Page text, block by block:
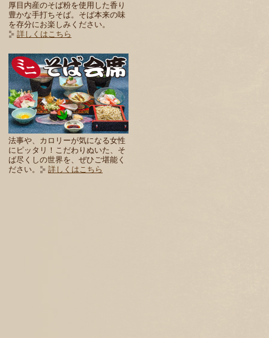
厚目内産のそば粉を使用した香り
豊かな手打ちそば。そば本来の味
を存分にお楽しみください。
詳しくはこちら
法事や、カロリーが気になる女性
にピッタリ！こだわりぬいた、そ
ば尽くしの世界を、ぜひご堪能く
ださい。
詳しくはこちら